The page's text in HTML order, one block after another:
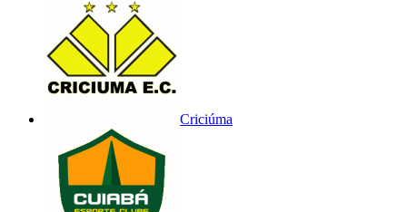
Criciúma